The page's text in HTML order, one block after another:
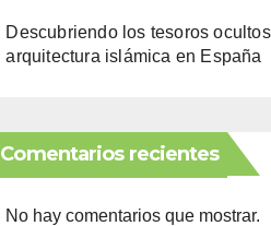
Descubriendo los tesoros
arquitectura islámica en España
Comentarios recientes
No hay comentarios que mostrar.